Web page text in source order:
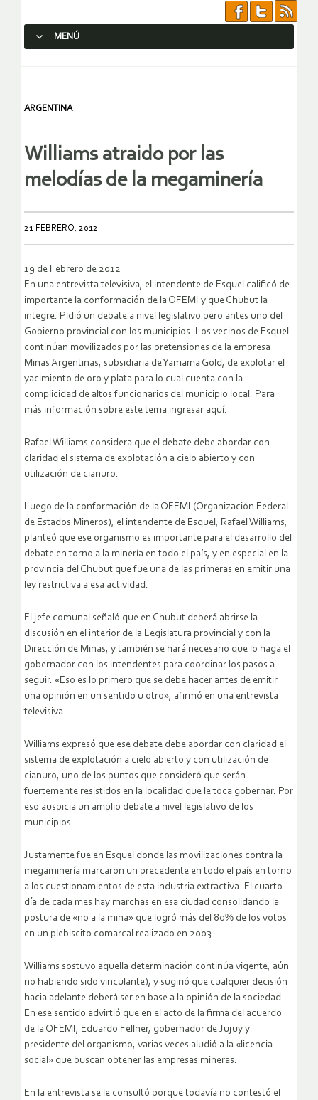
MENÚ
ARGENTINA
Williams atraido por las
melodías de la megaminería
21 FEBRERO, 2012
19 de Febrero de 2012
En una entrevista televisiva, el intendente de Esquel calificó de
importante la conformación de la OFEMI y que Chubut la
integre. Pidió un debate a nivel legislativo pero antes uno del
Gobierno provincial con los municipios. Los vecinos de Esquel
continúan movilizados por las pretensiones de la empresa
Minas Argentinas, subsidiaria de Yamama Gold, de explotar el
yacimiento de oro y plata para lo cual cuenta con la
complicidad de altos funcionarios del municipio local. Para
más información sobre este tema ingresar aquí.
Rafael Williams considera que el debate debe abordar con
claridad el sistema de explotación a cielo abierto y con
utilización de cianuro.
Luego de la conformación de la OFEMI (Organización Federal
de Estados Mineros), el intendente de Esquel, Rafael Williams,
planteó que ese organismo es importante para el desarrollo del
debate en torno a la minería en todo el país, y en especial en la
provincia del Chubut que fue una de las primeras en emitir una
ley restrictiva a esa actividad.
El jefe comunal señaló que en Chubut deberá abrirse la
discusión en el interior de la Legislatura provincial y con la
Dirección de Minas, y también se hará necesario que lo haga el
gobernador con los intendentes para coordinar los pasos a
seguir. «Eso es lo primero que se debe hacer antes de emitir
una opinión en un sentido u otro», afirmó en una entrevista
televisiva.
Williams expresó que ese debate debe abordar con claridad el
sistema de explotación a cielo abierto y con utilización de
cianuro, uno de los puntos que consideró que serán
fuertemente resistidos en la localidad que le toca gobernar. Por
eso auspicia un amplio debate a nivel legislativo de los
municipios.
Justamente fue en Esquel donde las movilizaciones contra la
megaminería marcaron un precedente en todo el país en torno
a los cuestionamientos de esta industria extractiva. El cuarto
día de cada mes hay marchas en esa ciudad consolidando la
postura de «no a la mina» que logró más del 80% de los votos
en un plebiscito comarcal realizado en 2003.
Williams sostuvo aquella determinación continúa vigente, aún
no habiendo sido vinculante), y sugirió que cualquier decisión
hacia adelante deberá ser en base a la opinión de la sociedad.
En ese sentido advirtió que en el acto de la firma del acuerdo
de la OFEMI, Eduardo Fellner, gobernador de Jujuy y
presidente del organismo, varias veces aludió a la «licencia
social» que buscan obtener las empresas mineras.
En la entrevista se le consultó porque todavía no contestó el